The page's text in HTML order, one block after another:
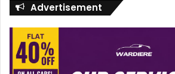
Advertisement